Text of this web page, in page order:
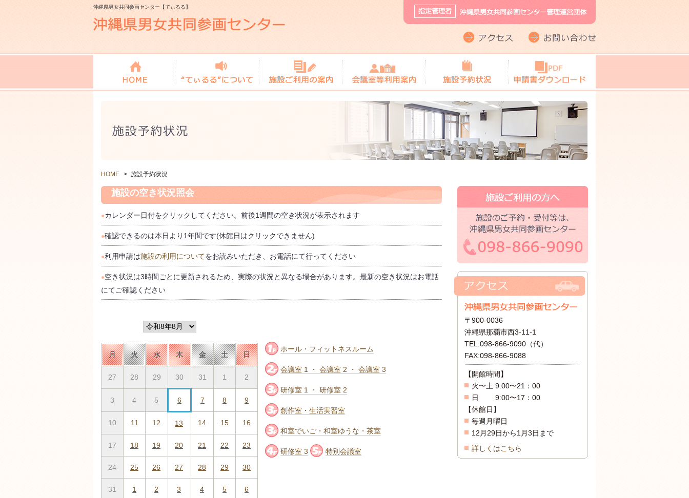
沖縄県男女共同参画センター【てぃるる】
HOME > 施設予約状況
施設の空き状況照会
●カレンダー日付をクリックしてください。前後1週間の空き状況が表示されます
●確認できるのは本日より1年間です(休館日はクリックできません)
●利用申請は施設の利用についてをお読みいただき、お電話にて行ってください
●空き状況は3時間ごとに更新されるため、実際の状況と異なる場合があります。最新の空き状況はお電話
にてご確認ください
〒900-0036
沖縄県那覇市西3-11-1
TEL:098-866-9090（代）
FAX:098-866-9088
【開館時間】
火〜土 9:00〜21：00
日 9:00〜17：00
【休館日】
毎週月曜日
12月29日から1月3日まで
詳しくはこちら
月 火 水 木 金 土 日
27 28 29 30 31 1 2
3 4 5 6 7 8 9
10 11 12 13 14 15 16
17 18 19 20 21 22 23
24 25 26 27 28 29 30
31 1 2 3 4 5 6
ホール・フィットネスルーム
会議室 1 ・ 会議室 2 ・ 会議室 3
研修室 1 ・ 研修室 2
創作室・生活実習室
和室でいご・和室ゆうな・茶室
研修室 3 特別会議室